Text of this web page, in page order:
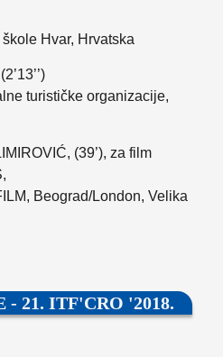
Hvar, Hrvatska
turističke organizacije,
(39’), za film
Beograd/London, Velika
21. ITF'CRO '2018.